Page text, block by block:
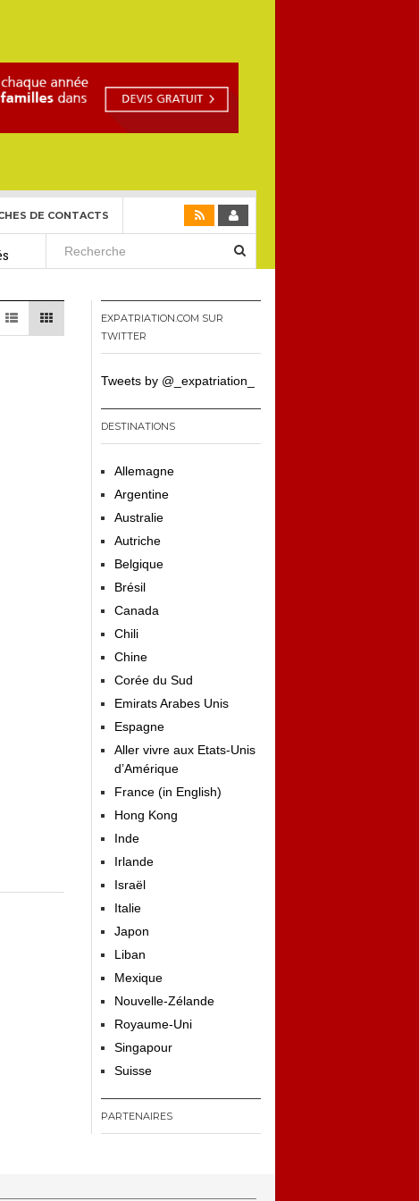
DE CONTACTS
EXPATRIATION.COM SUR
TWITTER
Tweets by @_expatriation_
DESTINATIONS
Allemagne
Argentine
Australie
Autriche
Belgique
Brésil
Canada
Chili
Chine
Corée du Sud
Emirats Arabes Unis
Espagne
Aller vivre aux Etats-Unis
d’Amérique
France (in English)
Hong Kong
Inde
Irlande
Israël
Italie
Japon
Liban
Mexique
Nouvelle-Zélande
Royaume-Uni
Singapour
Suisse
PARTENAIRES